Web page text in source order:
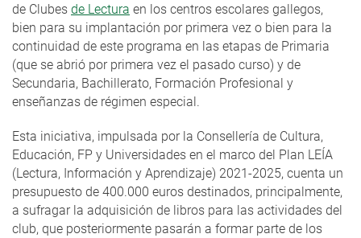
de Clubes de Lectura en los centros escolares gallegos,
bien para su implantación por primera vez o bien para la
continuidad de este programa en las etapas de Primaria
(que se abrió por primera vez el pasado curso) y de
Secundaria, Bachillerato, Formación Profesional y
enseñanzas de régimen especial.
Esta iniciativa, impulsada por la Consellería de Cultura,
Educación, FP y Universidades en el marco del Plan LEÍA
(Lectura, Información y Aprendizaje) 2021-2025, cuenta un
presupuesto de 400.000 euros destinados, principalmente,
a sufragar la adquisición de libros para las actividades del
club, que posteriormente pasarán a formar parte de los